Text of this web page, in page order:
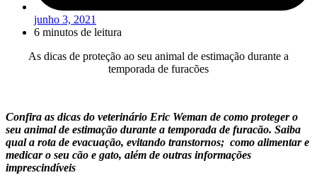
junho 3, 2021
6 minutos de leitura
As dicas de proteção ao seu animal de estimação durante a
temporada de furacões
Confira as dicas do veterinário Eric Weman de como proteger o
seu animal de estimação durante a temporada de furacão. Saiba
qual a rota de evacuação, evitando transtornos; como alimentar e
medicar o seu cão e gato, além de outras informações
imprescindíveis